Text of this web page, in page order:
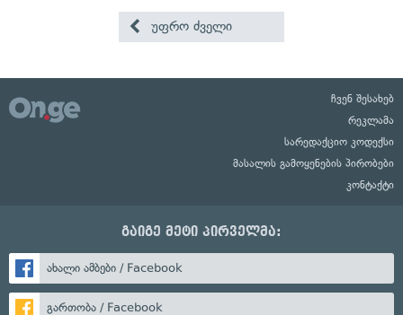
უფრო ძველი
ჩვენ შესახებ
რეკლამა
სარედაქციო კოდექსი
მასალის გამოყენების პირობები
კონტაქტი
გაიგე მეტი პირველმა:
ახალი ამბები / Facebook
გართობა / Facebook